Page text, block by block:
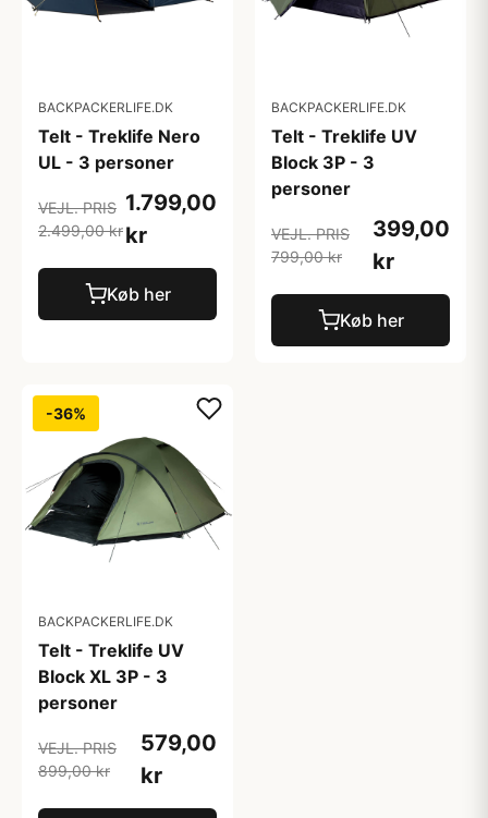
BACKPACKERLIFE.DK
Telt - Treklife Nero
UL - 3 personer
VEJL. PRIS
2.499,00 kr
1.799,00
kr
Køb her
BACKPACKERLIFE.DK
Telt - Treklife UV
Block 3P - 3
personer
VEJL. PRIS
799,00 kr
399,00
kr
Køb her
-36%
BACKPACKERLIFE.DK
Telt - Treklife UV
Block XL 3P - 3
personer
VEJL. PRIS
899,00 kr
579,00
kr